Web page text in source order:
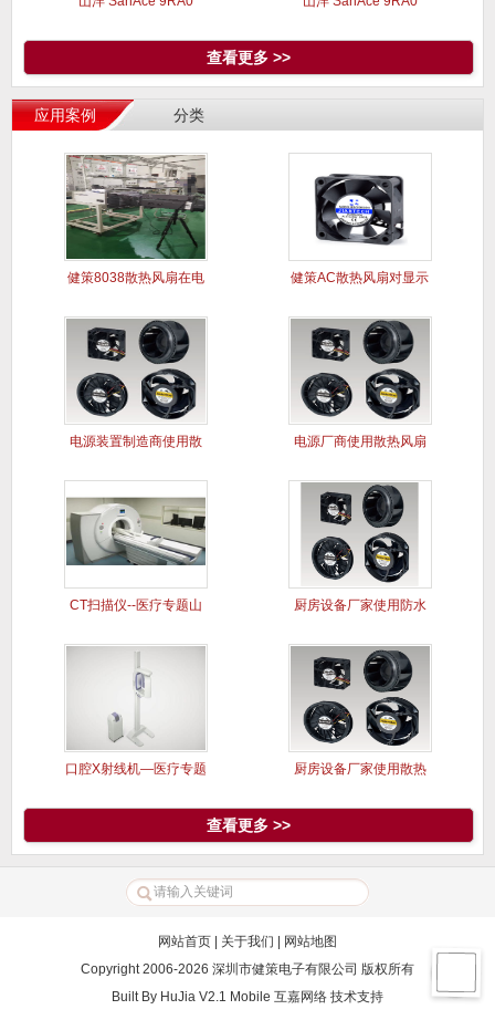
查看更多 >>
应用案例 分类
健策8038散热风扇在电 健策AC散热风扇对显示
电源装置制造商使用散 电源厂商使用散热风扇
CT扫描仪--医疗专题山 厨房设备厂家使用防水
口腔X射线机—医疗专题 厨房设备厂家使用散热
查看更多 >>
网站首页 | 关于我们 | 网站地图
Copyright 2006-2026 深圳市健策电子有限公司 版权所有
Built By HuJia V2.1 Mobile 互嘉网络 技术支持